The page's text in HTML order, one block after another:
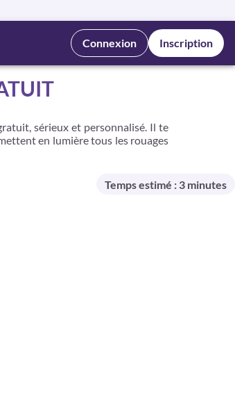
Connexion Inscription
sérieux et personnalisé. Il te
en lumière tous les rouages
Temps estimé : 3 minutes